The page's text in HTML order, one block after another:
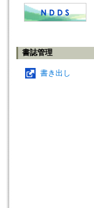
書誌管理
書き出し